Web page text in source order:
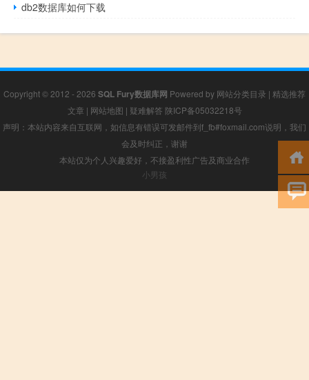
db2数据库如何下载
Copyright © 2012 - 2026 SQL Fury数据库网 Powered by 网站分类目录 | 精选推荐
文章 | 网站地图 | 疑难解答 陕ICP备05032218号
声明：本站内容来自互联网，如信息有错误可发邮件到f_fb#foxmail.com说明，我们
会及时纠正，谢谢
本站仅为个人兴趣爱好，不接盈利性广告及商业合作
小男孩